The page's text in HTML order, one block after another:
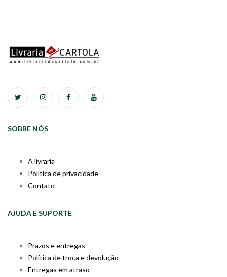
SOBRE NÓS
A livraria
Política de privacidade
Contato
AJUDA E SUPORTE
Prazos e entregas
Política de troca e devolução
Entregas em atraso